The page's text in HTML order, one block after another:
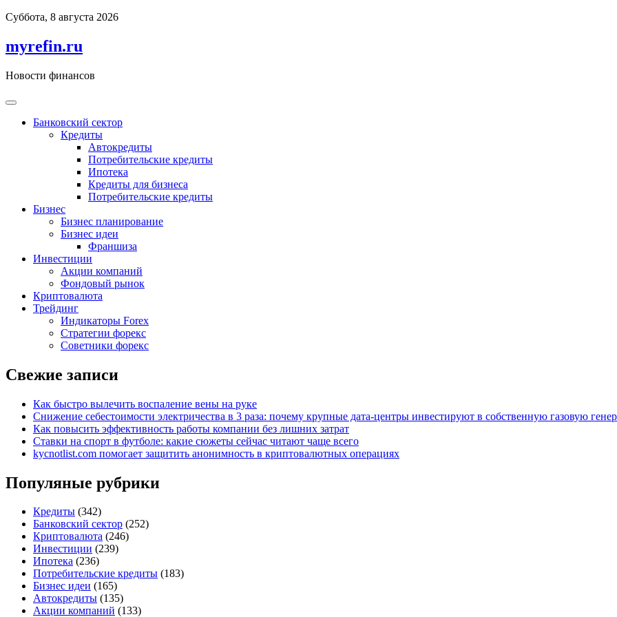
Перейти
содержимому
Суббота, 8 августа 2026
myrefin.ru
Новости финансов
Банковский сектор
Кредиты
Автокредиты
Потребительские кредиты
Ипотека
Кредиты для бизнеса
Потребительские кредиты
Бизнес
Бизнес планирование
Бизнес идеи
Франшиза
Инвестиции
Акции компаний
Фондовый рынок
Криптовалюта
Трейдинг
Индикаторы Forex
Стратегии форекс
Советники форекс
Свежие записи
Как быстро вылечить воспаление вены на руке
Снижение себестоимости электричества в 3 раза: почему крупные дата-центры инвестируют в собственную газовую
Как повысить эффективность работы компании без лишних затрат
Ставки на спорт в футболе: какие сюжеты сейчас читают чаще всего
kycnotlist.com помогает защитить анонимность в криптовалютных операциях
Популяные рубрики
Кредиты (342)
Банковский сектор (252)
Криптовалюта (246)
Инвестиции (239)
Ипотека (236)
Потребительские кредиты (183)
Бизнес идеи (165)
Автокредиты (135)
Акции компаний (133)